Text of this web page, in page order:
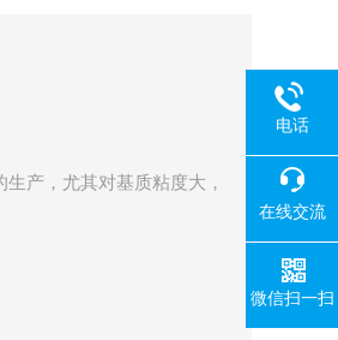
产，尤其对基质粘度大，
电话
在线交流
微信扫一扫